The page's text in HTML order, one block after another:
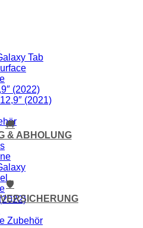
Tab
(2022)
(2021)
Zubehör
🚚
& ABHOLUNG
🛡️